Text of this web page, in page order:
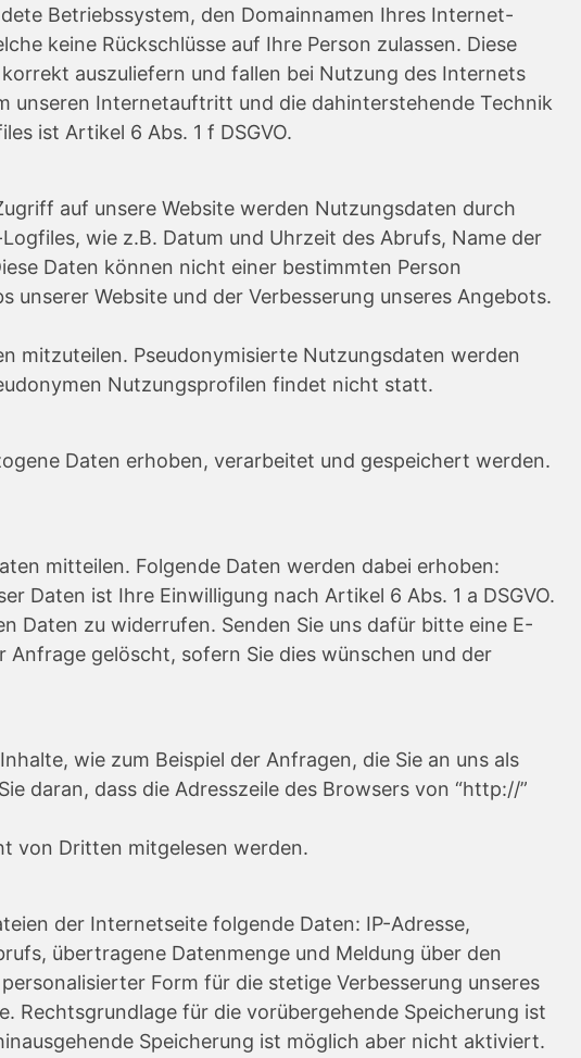
Betriebssystem, den Domainnamen Ihres Internet-
keine Rückschlüsse auf Ihre Person zulassen. Diese
auszuliefern und fallen bei Nutzung des Internets
unseren Internetauftritt und die dahinterstehende Technik
ist Artikel 6 Abs. 1 f DSGVO.
auf unsere Website werden Nutzungsdaten durch
wie z.B. Datum und Uhrzeit des Abrufs, Name der
Daten können nicht einer bestimmten Person
Website und der Verbesserung unseres Angebots.
mitzuteilen. Pseudonymisierte Nutzungsdaten werden
Nutzungsprofilen findet nicht statt.
Daten erhoben, verarbeitet und gespeichert werden.
mitteilen. Folgende Daten werden dabei erhoben:
Daten ist Ihre Einwilligung nach Artikel 6 Abs. 1 a DSGVO.
Daten zu widerrufen. Senden Sie uns dafür bitte eine E-
gelöscht, sofern Sie dies wünschen und der
wie zum Beispiel der Anfragen, die Sie an uns als
daran, dass die Adresszeile des Browsers von “http://”
von Dritten mitgelesen werden.
der Internetseite folgende Daten: IP-Adresse,
übertragene Datenmenge und Meldung über den
Form für die stetige Verbesserung unseres
Rechtsgrundlage für die vorübergehende Speicherung ist
Speicherung ist möglich aber nicht aktiviert.